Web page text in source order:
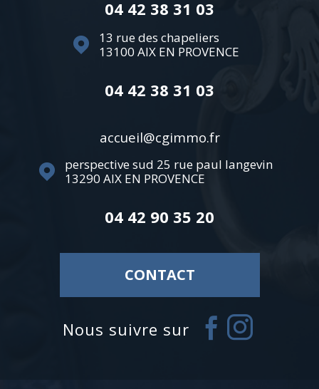
04 42 38 31 03
13 rue des chapeliers
13100 AIX EN PROVENCE
04 42 38 31 03
accueil@cgimmo.fr
perspective sud 25 rue paul langevin
13290 AIX EN PROVENCE
04 42 90 35 20
CONTACT
Nous suivre sur